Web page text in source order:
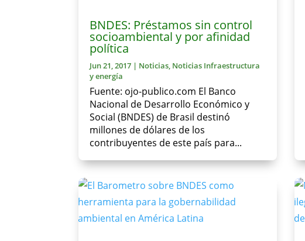
BNDES: Préstamos sin control
socioambiental y por afinidad
política
Jun 21, 2017 | Noticias, Noticias Infraestructura
y energía
Fuente: ojo-publico.com El Banco
Nacional de Desarrollo Económico y
Social (BNDES) de Brasil destinó
millones de dólares de los
contribuyentes de este país para...